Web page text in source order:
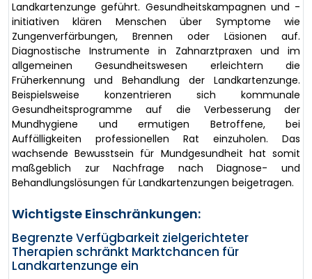
Landkartenzunge geführt. Gesundheitskampagnen und -
initiativen klären Menschen über Symptome wie
Zungenverfärbungen, Brennen oder Läsionen auf.
Diagnostische Instrumente in Zahnarztpraxen und im
allgemeinen Gesundheitswesen erleichtern die
Früherkennung und Behandlung der Landkartenzunge.
Beispielsweise konzentrieren sich kommunale
Gesundheitsprogramme auf die Verbesserung der
Mundhygiene und ermutigen Betroffene, bei
Auffälligkeiten professionellen Rat einzuholen. Das
wachsende Bewusstsein für Mundgesundheit hat somit
maßgeblich zur Nachfrage nach Diagnose- und
Behandlungslösungen für Landkartenzungen beigetragen.
Wichtigste Einschränkungen:
Begrenzte Verfügbarkeit zielgerichteter
Therapien schränkt Marktchancen für
Landkartenzunge ein